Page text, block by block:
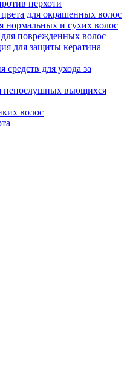
перхоти
для окрашенных волос
нормальных и сухих волос
поврежденных волос
для защиты кератина
для ухода за
непослушных вьющихся
волос